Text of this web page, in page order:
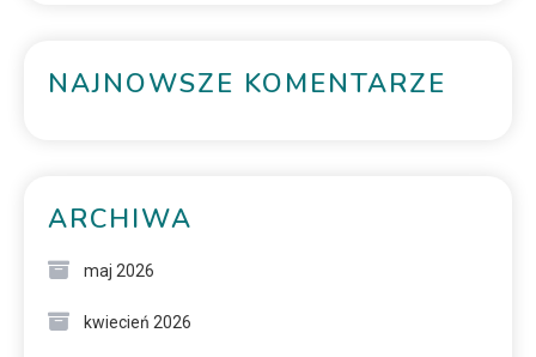
NAJNOWSZE KOMENTARZE
ARCHIWA
maj 2026
kwiecień 2026